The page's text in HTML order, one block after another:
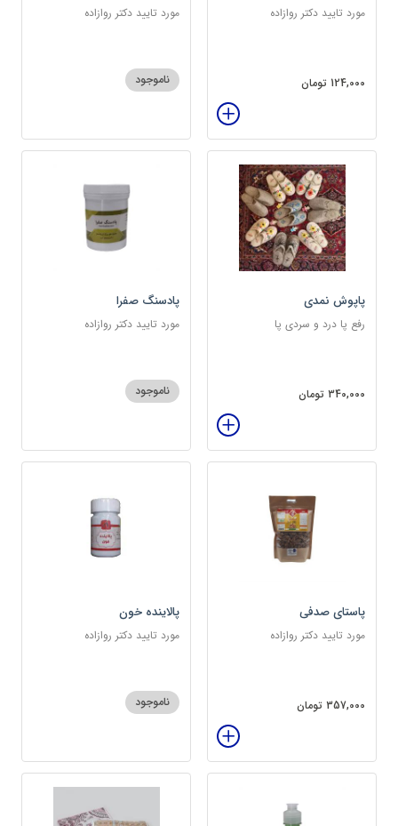
مورد تایید دکتر روازاده
124,000 تومان
مورد تایید دکتر روازاده
ناموجود
پاپوش نمدی
رفع پا درد و سردی پا
340,000 تومان
پادسنگ صفرا
مورد تایید دکتر روازاده
ناموجود
پاستای صدفی
مورد تایید دکتر روازاده
357,000 تومان
پالاینده خون
مورد تایید دکتر روازاده
ناموجود